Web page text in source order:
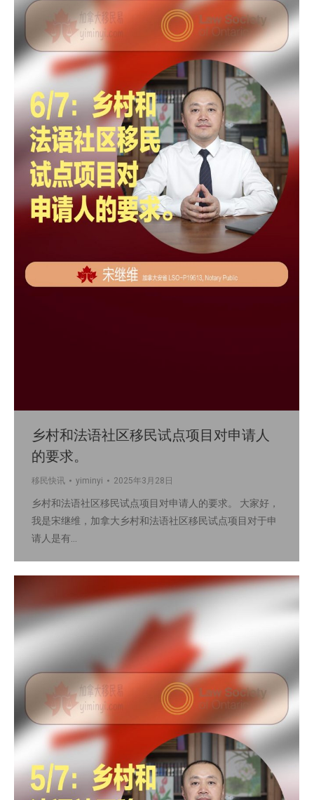
乡村和法语社区移民试点项目对申请人
的要求。
移民快讯 yiminyi 2025年3月28日
乡村和法语社区移民试点项目对申请人的要求。 大家好，
我是宋继维，加拿大乡村和法语社区移民试点项目对于申
请人是有…